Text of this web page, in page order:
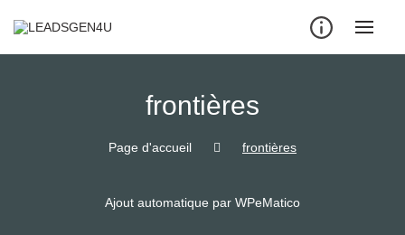
frontières
Page d'accueil frontières
Ajout automatique par WPeMatico